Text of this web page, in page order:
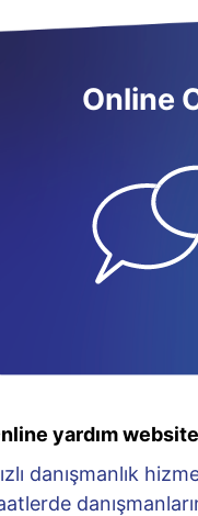
Online
yardım
danışmanlık